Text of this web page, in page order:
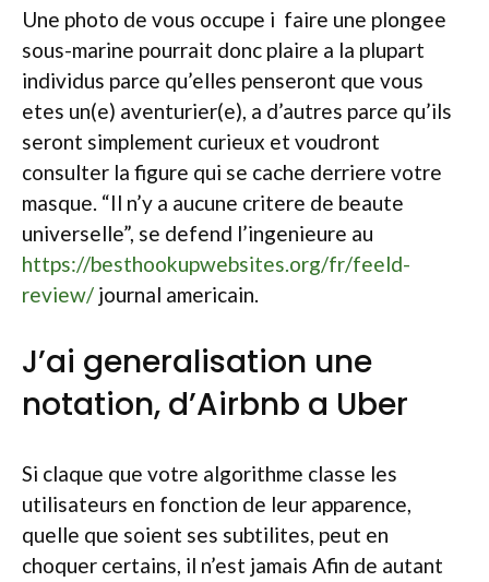
Une photo de vous occupe i faire une plongee
sous-marine pourrait donc plaire a la plupart
individus parce qu’elles penseront que vous
etes un(e) aventurier(e), a d’autres parce qu’ils
seront simplement curieux et voudront
consulter la figure qui se cache derriere votre
masque. “Il n’y a aucune critere de beaute
universelle”, se defend l’ingenieure au
https://besthookupwebsites.org/fr/feeld-
review/ journal americain.
J’ai generalisation une
notation, d’Airbnb a Uber
Si claque que votre algorithme classe les
utilisateurs en fonction de leur apparence,
quelle que soient ses subtilites, peut en
choquer certains, il n’est jamais Afin de autant